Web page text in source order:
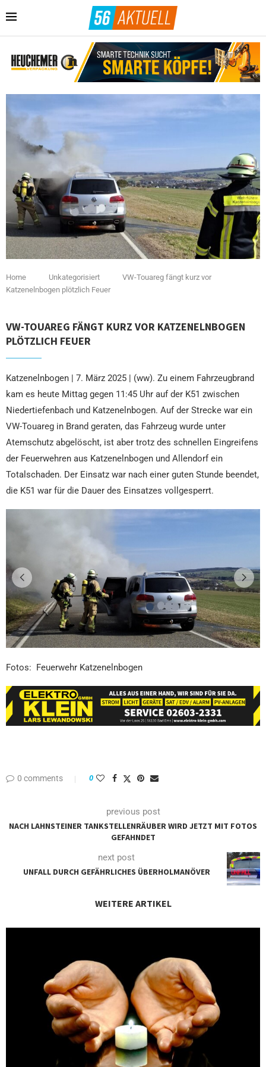
Home Unkategorisiert
VW-Touareg fängt kurz vor
Katzenelnbogen plötzlich Feuer
VW-TOUAREG FÄNGT KURZ VOR KATZENELNBOGEN
PLÖTZLICH FEUER
Katzenelnbogen | 7. März 2025 | (ww). Zu einem Fahrzeugbrand
kam es heute Mittag gegen 11:45 Uhr auf der K51 zwischen
Niedertiefenbach und Katzenelnbogen. Auf der Strecke war ein
VW-Touareg in Brand geraten, das Fahrzeug wurde unter
Atemschutz abgelöscht, ist aber trotz des schnellen Eingreifens
der Feuerwehren aus Katzenelnbogen und Allendorf ein
Totalschaden. Der Einsatz war nach einer guten Stunde beendet,
die K51 war für die Dauer des Einsatzes vollgesperrt.
Fotos: Feuerwehr Katzenelnbogen
0 comments 0
previous post
NACH LAHNSTEINER TANKSTELLENRÄUBER WIRD JETZT MIT FOTOS
GEFAHNDET
next post
UNFALL DURCH GEFÄHRLICHES ÜBERHOLMANÖVER
WEITERE ARTIKEL